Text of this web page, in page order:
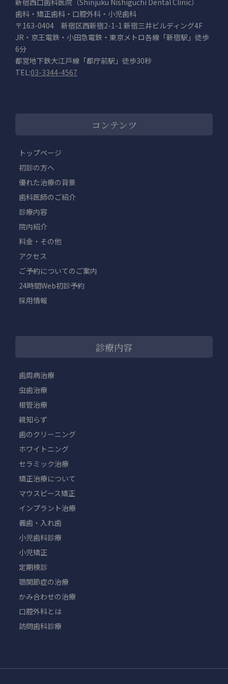
歯科・矯正歯科・口腔外科・小児歯科
〒163-0404 新宿区西新宿2-1-1 新宿三井ビルディング4F
JR・京王電鉄・小田急電鉄・東京メトロ各線「新宿駅」徒歩
6分
都営地下鉄大江戸線「都庁前駅」徒歩30秒
TEL:03-3344-4567
コンテンツ
トップページ
初診の方へ
優れた治療の背景
歯科医師のご紹介
診療内容
院内紹介
料金・その他
アクセス
ご予約についてのご案内
24時間Web初診予約
採用情報
診療内容
歯周病治療
虫歯治療
根管治療
親知らず
歯のクリーニング
ホワイトニング
セラミック治療
矯正治療について
マウスピース矯正
インプラント治療
義歯・入れ歯
小児歯科診療
小児矯正
定期検診
顎関節症の治療
かみ合わせの治療
口腔外科とは
訪問歯科診療